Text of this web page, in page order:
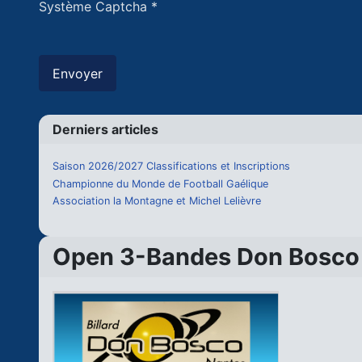
Derniers articles
Saison 2026/2027 Classifications et Inscriptions
Championne du Monde de Football Gaélique
Association la Montagne et Michel Lelièvre
Open 3-Bandes Don
Système Captcha *
Envoyer